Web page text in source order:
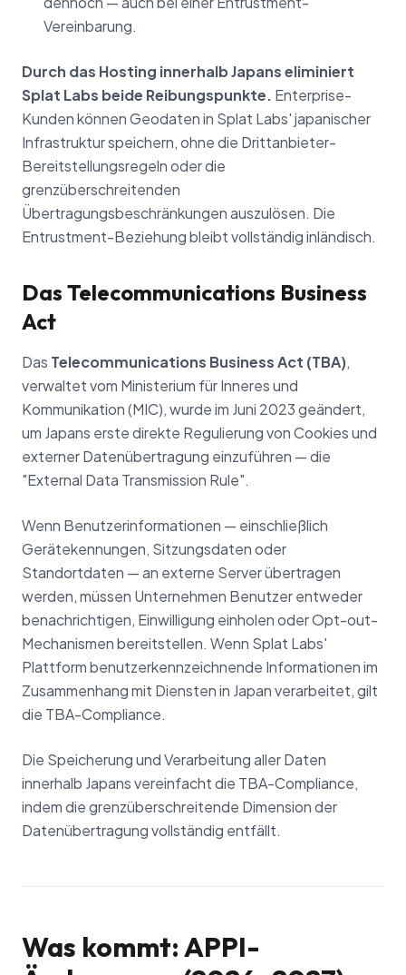
Vereinbarung.
Durch das Hosting innerhalb Japans eliminiert
Splat Labs beide Reibungspunkte. Enterprise-
Kunden können Geodaten in Splat Labs' japanischer
Infrastruktur speichern, ohne die Drittanbieter-
Bereitstellungsregeln oder die
grenzüberschreitenden
Übertragungsbeschränkungen auszulösen. Die
Entrustment-Beziehung bleibt vollständig inländisch.
Das Telecommunications Business
Act
Das Telecommunications Business Act (TBA),
verwaltet vom Ministerium für Inneres und
Kommunikation (MIC), wurde im Juni 2023 geändert,
um Japans erste direkte Regulierung von Cookies und
externer Datenübertragung einzuführen — die
"External Data Transmission Rule".
Wenn Benutzerinformationen — einschließlich
Gerätekennungen, Sitzungsdaten oder
Standortdaten — an externe Server übertragen
werden, müssen Unternehmen Benutzer entweder
benachrichtigen, Einwilligung einholen oder Opt-out-
Mechanismen bereitstellen. Wenn Splat Labs'
Plattform benutzerkennzeichnende Informationen im
Zusammenhang mit Diensten in Japan verarbeitet, gilt
die TBA-Compliance.
Die Speicherung und Verarbeitung aller Daten
innerhalb Japans vereinfacht die TBA-Compliance,
indem die grenzüberschreitende Dimension der
Datenübertragung vollständig entfällt.
Was kommt: APPI-